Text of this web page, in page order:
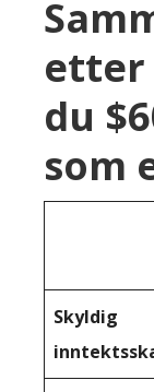
etter
du
som
Skyldig